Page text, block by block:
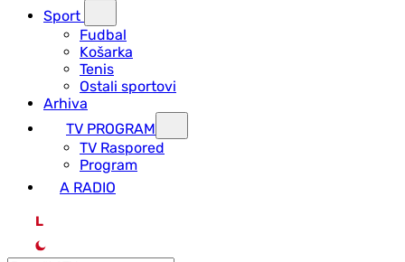
Sport
Fudbal
Košarka
Tenis
Ostali sportovi
Arhiva
TV PROGRAM
ТV Raspored
Program
A RADIO
L